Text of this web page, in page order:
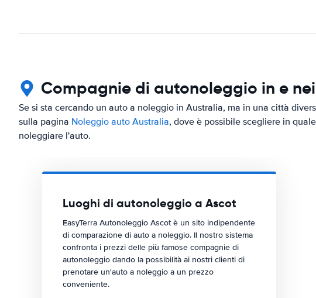
Compagnie di autonoleggio in e
Se si sta cercando un auto a noleggio in Australia, ma in una città
sulla pagina Noleggio auto Australia, dove è possibile scegliere in
noleggiare l'auto.
Luoghi di autonoleggio a Ascot
EasyTerra Autonoleggio Ascot è un sito indipendente
di comparazione di auto a noleggio. Il nostro sistema
confronta i prezzi delle più famose compagnie di
autonoleggio dando la possibilità ai nostri clienti di
prenotare un'auto a noleggio a un prezzo
conveniente.